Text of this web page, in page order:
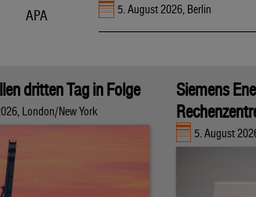
APA
5. August 2026, Berlin
dritten Tag in Folge
London/New York
Siemens
5. August